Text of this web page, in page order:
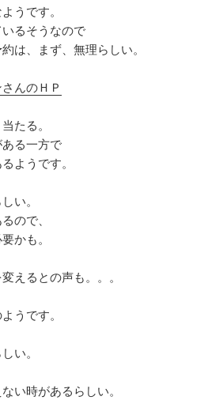
うです。
るそうなので
は、まず、無理らしい。
んのＨＰ
たる。
る一方で
ようです。
い。
ので、
かも。
えるとの声も。。。
うです。
い。
い時があるらしい。